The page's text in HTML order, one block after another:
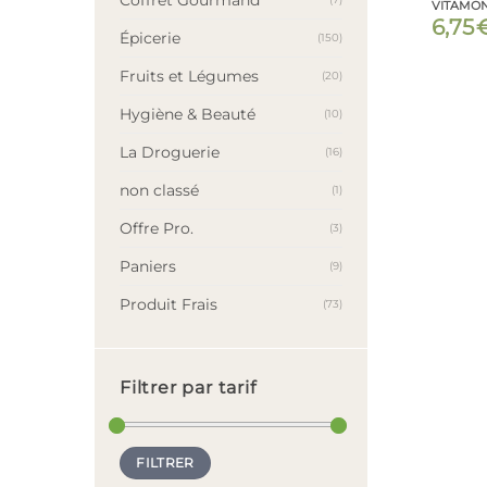
Épicerie (150)
Fruits et Légumes (20)
Hygiène & Beauté (10)
La Droguerie (16)
non classé (1)
Offre Pro. (3)
Paniers (9)
Produit Frais (73)
Filtrer par tarif
Prix
min
Prix
maxFILTRER
6,75